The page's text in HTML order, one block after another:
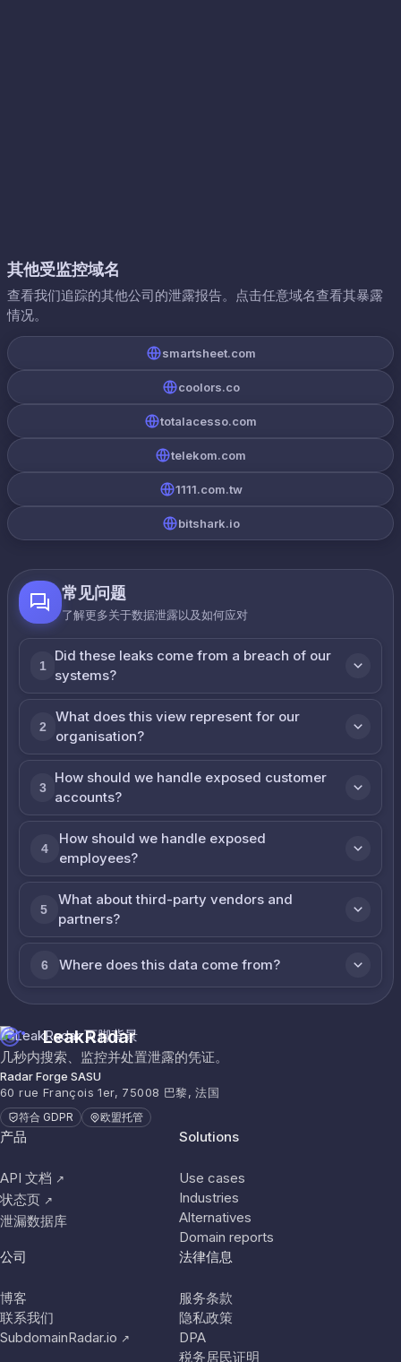
其他受监控域名
查看我们追踪的其他公司的泄露报告。点击任意域名查看其暴露
情况。
smartsheet.com
coolors.co
totalacesso.com
telekom.com
1111.com.tw
bitshark.io
常见问题
了解更多关于数据泄露以及如何应对
1
Did these leaks come from a breach of our
systems?
2
What does this view represent for our
organisation?
3
How should we handle exposed customer
accounts?
4
How should we handle exposed
employees?
5
What about third-party vendors and
partners?
6 Where does this data come from?
LeakRadar
几秒内搜索、监控并处置泄露的凭证。
Radar Forge SASU
60 rue François 1er, 75008 巴黎, 法国
符合 GDPR 欧盟托管
产品
API 文档 ↗
状态页 ↗
泄漏数据库
Solutions
Use cases
Industries
Alternatives
Domain reports
公司
博客
联系我们
SubdomainRadar.io ↗
法律信息
服务条款
隐私政策
DPA
税务居民证明